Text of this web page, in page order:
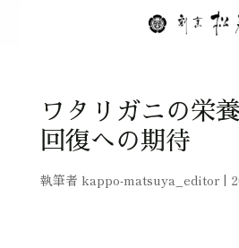
ワタリガニの栄
回復への期待
執筆者 kappo-matsuya_editor|